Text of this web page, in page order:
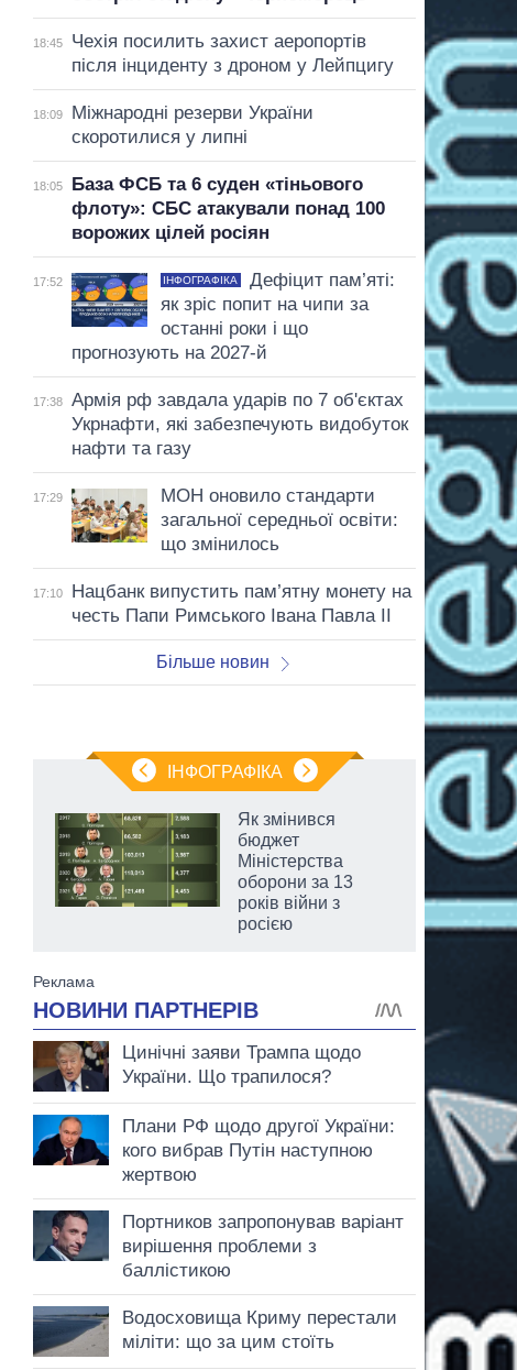
18:45
Чехія посилить захист аеропортів
після інциденту з дроном у Лейпцигу
18:09
Міжнародні резерви України
скоротилися у липні
18:05
База ФСБ та 6 суден «тіньового
флоту»: СБС атакували понад 100
ворожих цілей росіян
17:52 ІНФОГРАФІКА
Дефіцит пам’яті:
як зріс попит на чипи за
останні роки і що
прогнозують на 2027-й
17:38
Армія рф завдала ударів по 7 об'єктах
Укрнафти, які забезпечують видобуток
нафти та газу
17:29
МОН оновило стандарти
загальної середньої освіти:
що змінилось
17:10
Нацбанк випустить пам’ятну монету на
честь Папи Римського Івана Павла II
Більше новин
ІНФОГРАФІКА
Як змінився
бюджет
Міністерства
оборони за 13
років війни з
росією